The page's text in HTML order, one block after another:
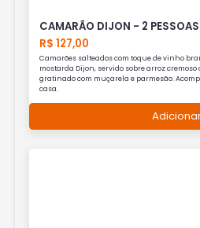
CAMARÃO DIJON - 2 PESSOAS
R$ 127,00
Camarões salteados com toque de vinho
mostarda Dijon, servido sobre arroz
gratinado com muçarela e parmesão.
casa.